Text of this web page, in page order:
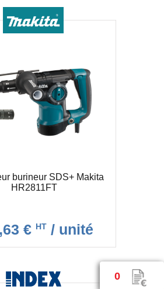
0
burineur SDS+ Makita
HR2811FT
€ HT / unité